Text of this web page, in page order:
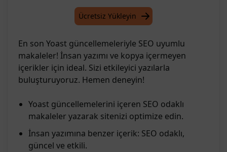
Ücretsiz Yükleyin
En son Yoast güncellemeleriyle SEO uyumlu
makaleler! İnsan yazımı ve kopya içermeyen
içerikler için ideal. Sizi etkileyici yazılarla
buluşturuyoruz. Hemen deneyin!
Yoast güncellemelerini içeren SEO odaklı
makaleler yazarak sitenizi optimize edin.
İnsan yazımına benzer içerik: SEO odaklı,
güncel ve etkili.